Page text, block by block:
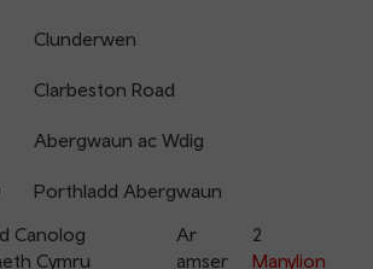
Clunderwen
Clarbeston Road
Abergwaun ac Wdig
Porthladd Abergwaun
Canolog
Cymru
Ar
amser
2
Manylion